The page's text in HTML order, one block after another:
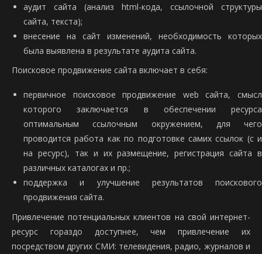
аудит сайта (анализ html-кода, ссылочной структуры
сайта, текста);
внесение на сайт изменений, необходимость которых
была выявлена в результате аудита сайта.
Поисковое продвижение сайта включает в себя:
первичное поисковое продвижение web сайта, смысл
которого заключается в обеспечении ресурса
оптимальным ссылочным окружением, для чего
проводится работа как по подготовке самих ссылок (с и
на ресурс), так и их размещение, регистрация сайта в
различных каталогах и пр.;
поддержка и улучшение результатов поискового
продвижения сайта.
Привлечение потенциальных клиентов на свой интернет-
ресурс гораздо доступнее, чем привлечение их
посредством других СМИ: телевидения, радио, журналов и